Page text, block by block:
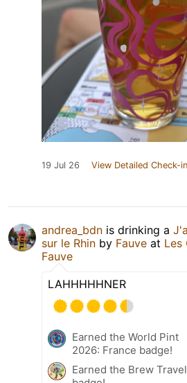
19 Jul 26 View Detailed Check-in
andrea_bdn is drinking a
sur le Rhin by Fauve at Les
Fauve
LAHHHHHNER
Earned the World Pint
2026: France badge!
Earned the Brew